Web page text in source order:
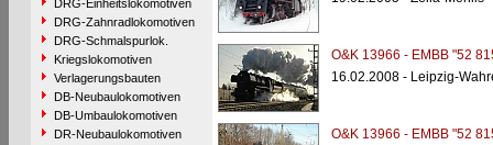
DRG-Einheitslokomotiven
DRG-Zahnradlokomotiven
DRG-Schmalspurlok.
Kriegslokomotiven
Verlagerungsbauten
DB-Neubaulokomotiven
DB-Umbaulokomotiven
DR-Neubaulokomotiven
O&K 13966 - EMBB "52
16.02.2008 - Leipzig-
O&K 13966 - EMBB "52